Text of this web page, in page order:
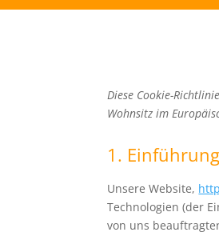
Diese Cookie-
Wohnsitz im
1. Einführung
Unsere Website,
Technologien (der
von uns